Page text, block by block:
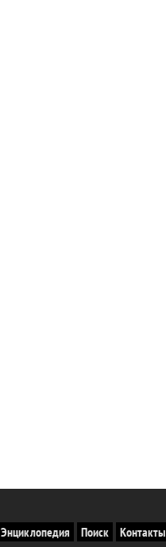
Энциклопедия Поиск Контакты